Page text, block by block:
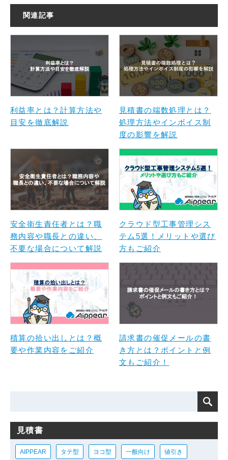
関連記事
利益率とは？計算方法や
目安を徹底解説
見積書の端数処理とは？
処理方法やインボイス制
度の影響を解説
安全衛生責任者とは？職
務内容や職長との違い、
不要な場合について解説
クラウド型工事管理シス
テム5選！メリットや選び
方もご紹介
積算の拾い出しとは？概
要や作業内容をご紹介
請求書の催促メールの書
き方とは？ポイントと例
文もご紹介！
見積書
AIPPEAR タテ型 ヨコ型 一般向け 値引き